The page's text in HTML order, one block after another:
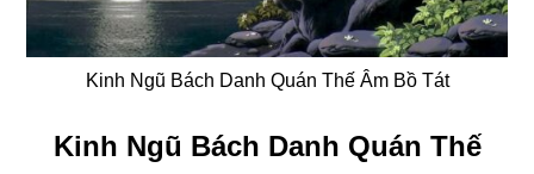
Kinh Ngũ Bách Danh Quán Thế Âm Bồ Tát
Kinh Ngũ Bách Danh Quán Thế